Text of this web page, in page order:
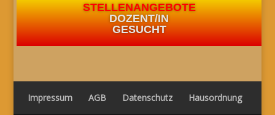
STELLENANGEBOTE
DOZENT/IN
GESUCHT
Impressum AGB Datenschutz Hausordnung